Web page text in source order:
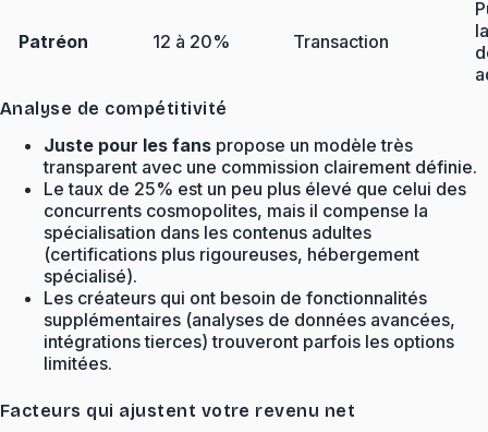
Patréon 12 à 20% Transaction
Analyse de compétitivité
Juste pour les fans propose un modèle très
transparent avec une commission clairement définie.
Le taux de 25% est un peu plus élevé que celui des
concurrents cosmopolites, mais il compense la
spécialisation dans les contenus adultes
(certifications plus rigoureuses, hébergement
spécialisé).
Les créateurs qui ont besoin de fonctionnalités
supplémentaires (analyses de données avancées,
intégrations tierces) trouveront parfois les options
limitées.
Facteurs qui ajustent votre revenu net